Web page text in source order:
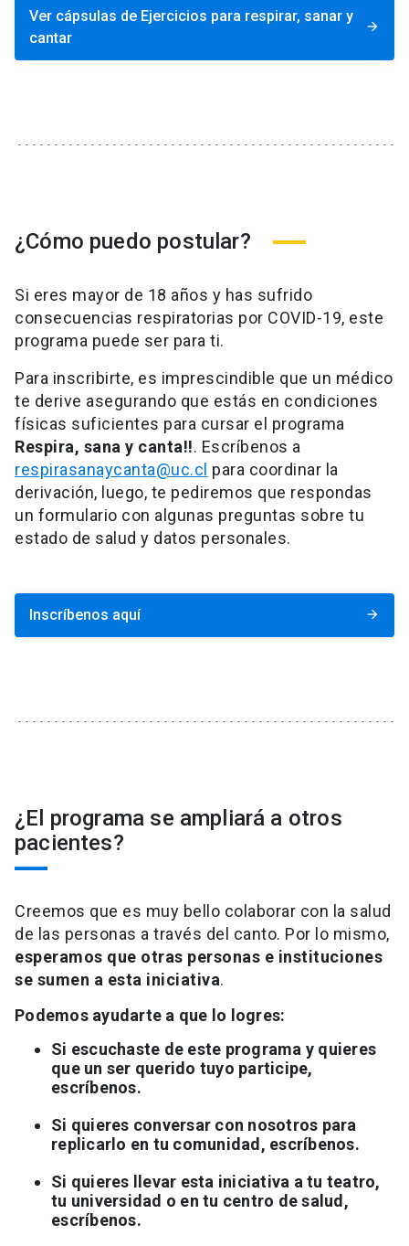
Ver cápsulas de Ejercicios para respirar, sanar y
cantar
arrow_forward
¿Cómo puedo postular?
Si eres mayor de 18 años y has sufrido
consecuencias respiratorias por COVID-19, este
programa puede ser para ti.
Para inscribirte, es imprescindible que un médico
te derive asegurando que estás en condiciones
físicas suficientes para cursar el programa
Respira, sana y canta!!. Escríbenos a
respirasanaycanta@uc.cl para coordinar la
derivación, luego, te pediremos que respondas
un formulario con algunas preguntas sobre tu
estado de salud y datos personales.
Inscríbenos aquí arrow_forward
¿El programa se ampliará a otros
pacientes?
Creemos que es muy bello colaborar con la salud
de las personas a través del canto. Por lo mismo,
esperamos que otras personas e instituciones
se sumen a esta iniciativa.
Podemos ayudarte a que lo logres:
Si escuchaste de este programa y quieres
que un ser querido tuyo participe,
escríbenos.
Si quieres conversar con nosotros para
replicarlo en tu comunidad, escríbenos.
Si quieres llevar esta iniciativa a tu teatro,
tu universidad o en tu centro de salud,
escríbenos.